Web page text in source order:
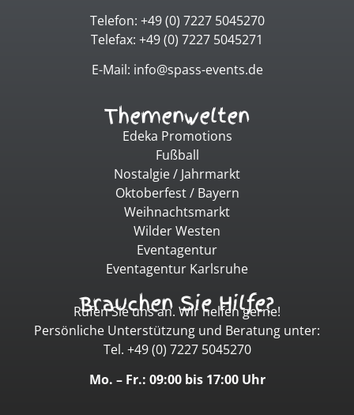
Telefon: +49 (0) 7227 5045270
Telefax: +49 (0) 7227 5045271
E-Mail: info@spass-events.de
Themenwelten
Edeka Promotions
Fußball
Nostalgie / Jahrmarkt
Oktoberfest / Bayern
Weihnachtsmarkt
Wilder Westen
Eventagentur
Eventagentur Karlsruhe
Brauchen Sie Hilfe?
Rufen Sie uns an. Wir helfen gerne!
Persönliche Unterstützung und Beratung unter:
Tel. +49 (0) 7227 5045270
Mo. – Fr.: 09:00 bis 17:00 Uhr